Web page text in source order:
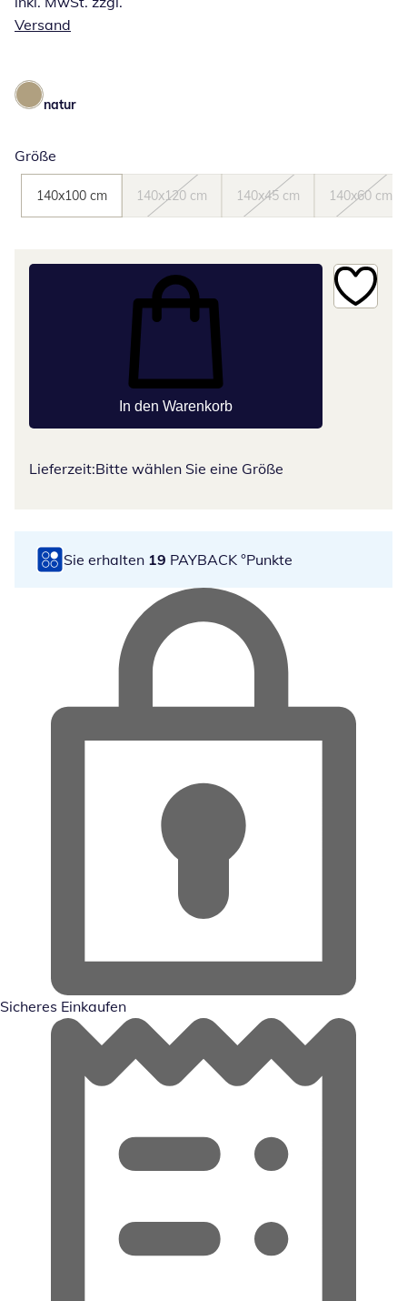
Versand
natur
Größe
140x100 cm 140x120 cm 140x45 cm 140x60 cm
In den Warenkorb
Lieferzeit:Bitte wählen Sie eine Größe
Sie erhalten 19 PAYBACK °Punkte
Sicheres Einkaufen